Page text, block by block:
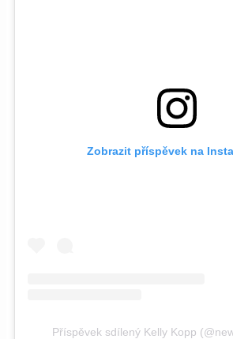
Zobrazit příspěvek na
Příspěvek sdílený Kelly Kopp